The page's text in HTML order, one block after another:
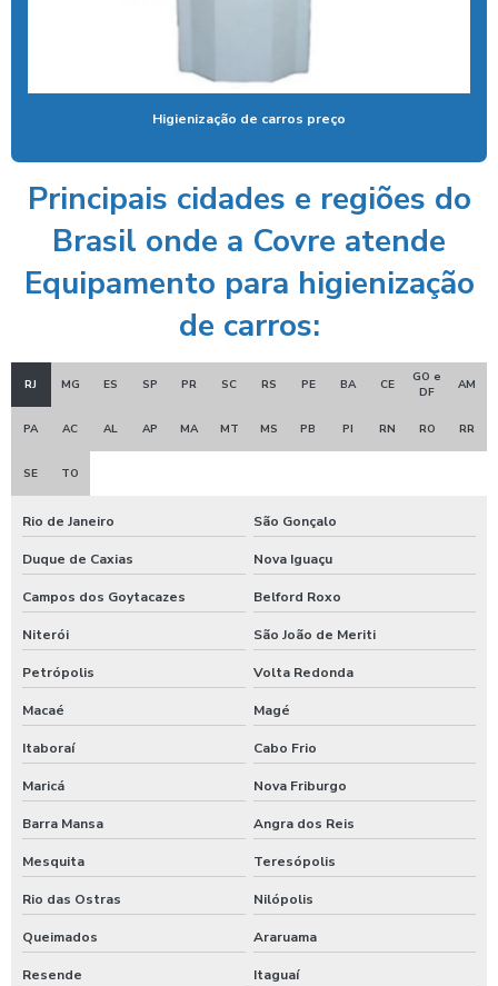
Ducha azul preço
Ducha rapida para carros
Economizador de banho para postos
Economizador de banho para quiosques de praia
Equipamento para higienização de carros
Equipamento de lavagem automotiva
Equipamento para lavagem de onibus
Equipamento de limpeza de colheitadeiras
Equipamento de limpeza manual de caminhão
Equipamentos para higienização automotiva
Equipamentos para higienização de veiculos
Equipamentos para lavagem de caminhoes
Equipamentos para lavagem de carros
Espuma azul para lava rapido
Espuma azul para lavar carros
Espuma de neve para lavar carros
Fornecedor de aspirador self service
Higienização de carros preço
Principais cidades e regiões do
Brasil onde a Covre atende
Equipamento para higienização
de carros:
RJ MG ES SP PR SC RS PE BA CE
GO e
DF
AM
PA AC AL AP MA MT MS PB PI RN RO RR
SE TO
Rio de Janeiro São Gonçalo
Duque de Caxias Nova Iguaçu
Campos dos Goytacazes Belford Roxo
Niterói São João de Meriti
Petrópolis Volta Redonda
Macaé Magé
Itaboraí Cabo Frio
Maricá Nova Friburgo
Barra Mansa Angra dos Reis
Mesquita Teresópolis
Rio das Ostras Nilópolis
Queimados Araruama
Resende Itaguaí